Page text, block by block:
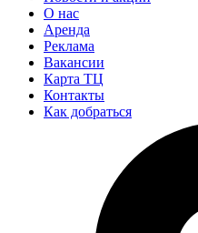
О нас
Аренда
Реклама
Вакансии
Карта ТЦ
Контакты
Как добраться